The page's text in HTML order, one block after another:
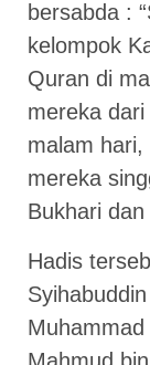
bersabda :
kelompok
Quran di
mereka dari
malam
mereka
Bukhari
Hadis